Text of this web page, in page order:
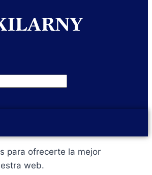
para ofrecerte la mejor
web.